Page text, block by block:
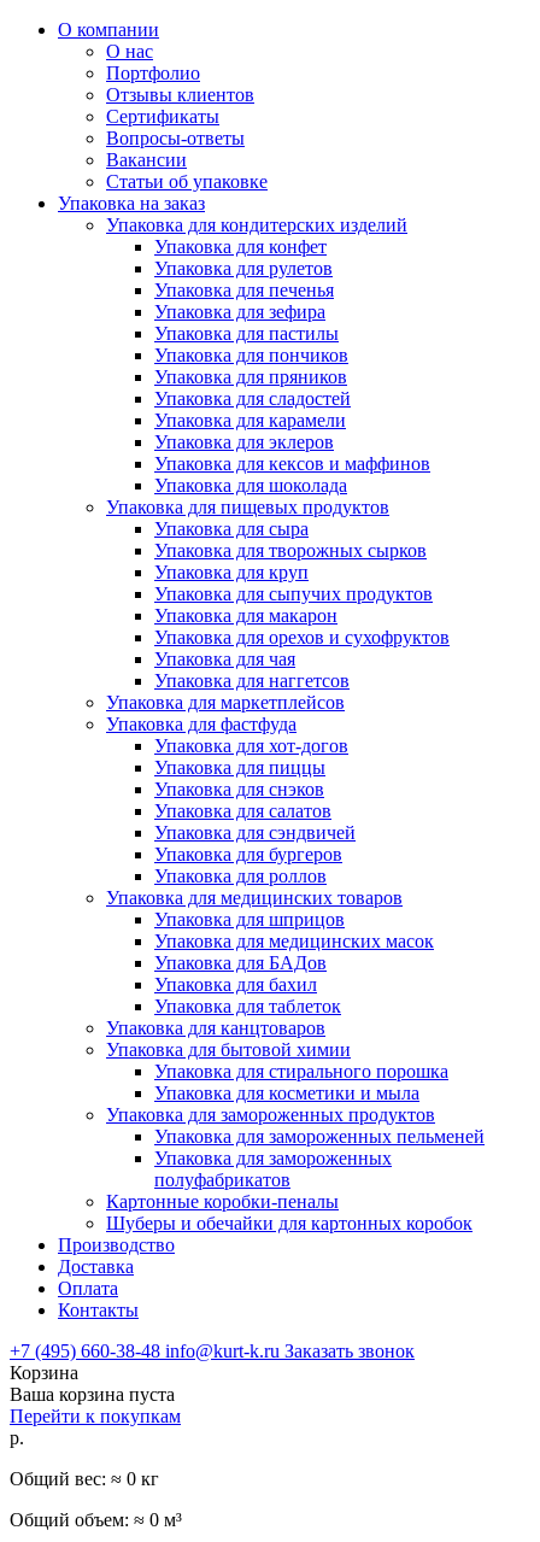
О компании
О нас
Портфолио
Отзывы клиентов
Сертификаты
Вопросы-ответы
Вакансии
Статьи об упаковке
Упаковка на заказ
Упаковка для кондитерских изделий
Упаковка для конфет
Упаковка для рулетов
Упаковка для печенья
Упаковка для зефира
Упаковка для пастилы
Упаковка для пончиков
Упаковка для пряников
Упаковка для сладостей
Упаковка для карамели
Упаковка для эклеров
Упаковка для кексов и маффинов
Упаковка для шоколада
Упаковка для пищевых продуктов
Упаковка для сыра
Упаковка для творожных сырков
Упаковка для круп
Упаковка для сыпучих продуктов
Упаковка для макарон
Упаковка для орехов и сухофруктов
Упаковка для чая
Упаковка для наггетсов
Упаковка для маркетплейсов
Упаковка для фастфуда
Упаковка для хот-догов
Упаковка для пиццы
Упаковка для снэков
Упаковка для салатов
Упаковка для сэндвичей
Упаковка для бургеров
Упаковка для роллов
Упаковка для медицинских товаров
Упаковка для шприцов
Упаковка для медицинских масок
Упаковка для БАДов
Упаковка для бахил
Упаковка для таблеток
Упаковка для канцтоваров
Упаковка для бытовой химии
Упаковка для стирального порошка
Упаковка для косметики и мыла
Упаковка для замороженных продуктов
Упаковка для замороженных пельменей
Упаковка для замороженных
полуфабрикатов
Картонные коробки-пеналы
Шуберы и обечайки для картонных коробок
Производство
Доставка
Оплата
Контакты
+7 (495) 660-38-48 info@kurt-k.ru Заказать звонок
Корзина
Ваша корзина пуста
Перейти к покупкам
р.
Общий вес: ≈ 0 кг
Общий объем: ≈ 0 м³